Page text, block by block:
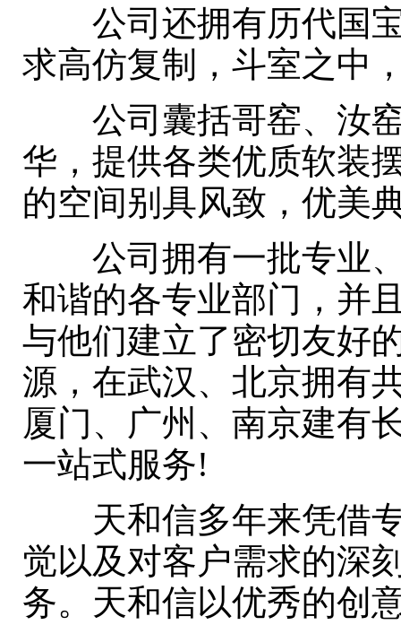
公司还拥有历代国宝
求高仿复制，斗室之中
公司囊括哥窑、汝窑
华，提供各类优质软装
的空间别具风致，优美
公司拥有一批专业、
和谐的各专业部门，并
与他们建立了密切友好
源，在武汉、北京拥有
厦门、广州、南京建有
一站式服务!
天和信多年来凭借专
觉以及对客户需求的深
务。天和信以优秀的创